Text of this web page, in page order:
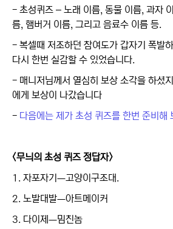
- 초성퀴즈 – 노래 이름, 동물 이름, 과자
름, 햄버거 이름, 그리고 음료수 이름 등.
- 복셀때 저조하던 참여도가 갑자기 폭발
다시 한번 실감할 수 있었습니다.
- 매니저님께서 열심히 보상 소각을 하셨
에게 보상이 나갔습니다
- 다음에는 제가 초성 퀴즈를 한번 준비
<무늬의 초성 퀴즈 정답자>
1. 자포자기ㅡ고양이구조대.
2. 노발대발ㅡ아트메이커
3. 다이제ㅡ밈친놈